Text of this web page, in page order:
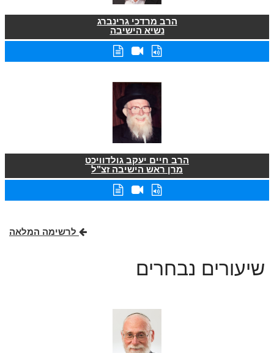
הרב מרדכי גרינברג
נשיא הישיבה
הרב חיים יעקב גולדוויכט
מרן ראש הישיבה זצ"ל
לרשימה המלאה
שיעורים נבחרים